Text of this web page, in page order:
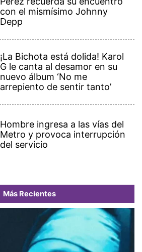
con el mismísimo Johnny
Depp
¡La Bichota está dolida! Karol
G le canta al desamor en su
nuevo álbum ‘No me
arrepiento de sentir tanto’
Hombre ingresa a las vías del
Metro y provoca interrupción
del servicio
Más Recientes